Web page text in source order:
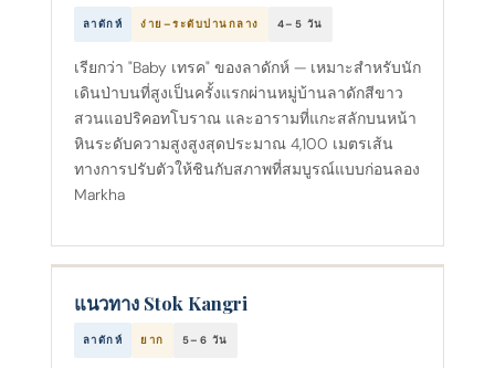
ลาดักห์ ง่าย–ระดับปานกลาง 4–5 วัน
เรียกว่า "Baby เทรค" ของลาดักห์ — เหมาะสําหรับนัก
เดินป่าบนที่สูงเป็นครั้งแรกผ่านหมู่บ้านลาดักสีขาว
สวนแอปริคอทโบราณ และอารามที่แกะสลักบนหน้า
หินระดับความสูงสูงสุดประมาณ 4,100 เมตรเส้น
ทางการปรับตัวให้ชินกับสภาพที่สมบูรณ์แบบก่อนลอง
Markha
แนวทาง Stok Kangri
ลาดักห์ ยาก 5–6 วัน